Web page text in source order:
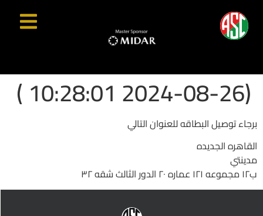
(2024-08-26 10:28:01 )
برجاء توصيل البطاقه للعنوان التالي
القاهره الجديده
مدينتي
ب١٢ مجموعه ١٢١ عماره ٢٠ الدور الثالث شقه ٣٢